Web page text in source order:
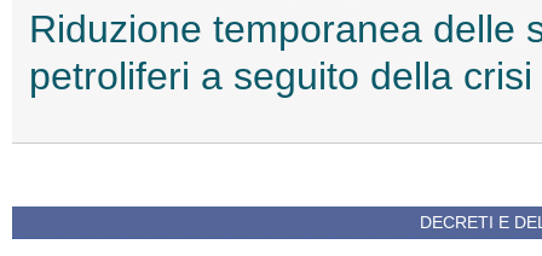
Riduzione temporanea delle
petroliferi a seguito della
DECRETI E